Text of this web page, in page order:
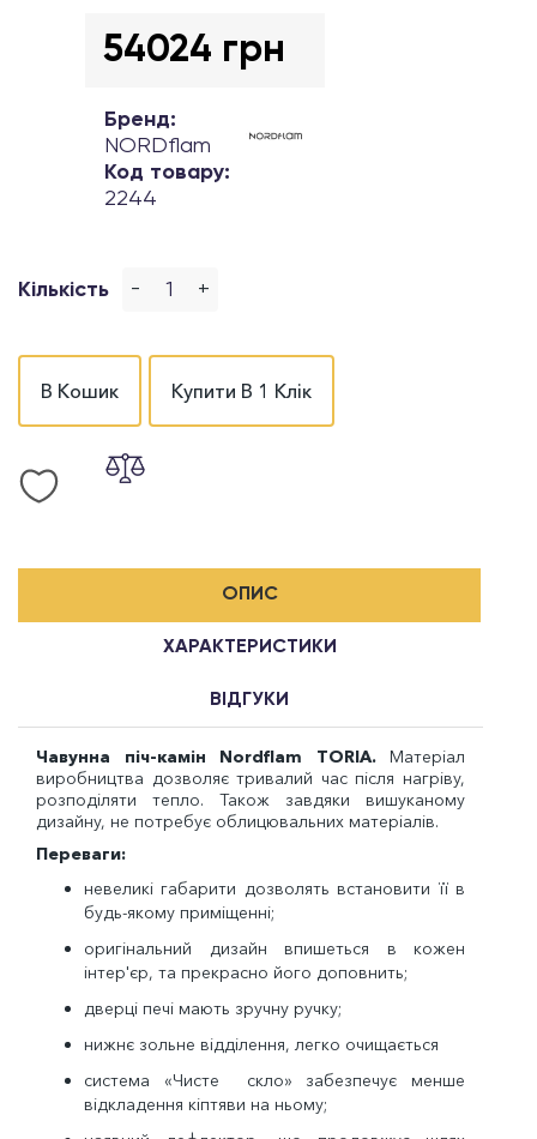
54024 грн
Бренд:
NORDflam
Код товару:
2244
Кількість - +
В Кошик Купити В 1 Клік
ОПИС
ХАРАКТЕРИСТИКИ
ВІДГУКИ
Чавунна піч-камін Nordflam TORIA.Матеріал
виробництва дозволяє тривалий час після нагріву,
розподіляти тепло. Також завдяки вишуканому
дизайну, не потребує облицювальних матеріалів.
Переваги:
невеликі габарити дозволять встановити її в
будь-якому приміщенні;
оригінальний дизайн впишеться в кожен
інтер'єр, та прекрасно його доповнить;
дверці печі мають зручну ручку;
нижнє зольне відділення, легко очищається
система «Чисте скло» забезпечує менше
відкладення кіптяви на ньому;